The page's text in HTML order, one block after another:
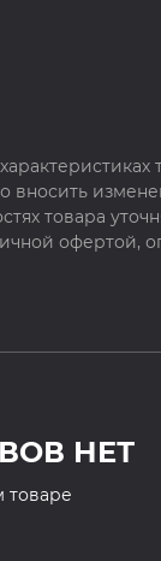
вносить
товара
офертой,
НЕТ
товаре